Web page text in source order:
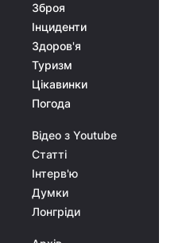
Зброя
Інциденти
Здоров'я
Туризм
Цікавинки
Погода
Відео з Youtube
Статті
Інтерв'ю
Думки
Лонгріди